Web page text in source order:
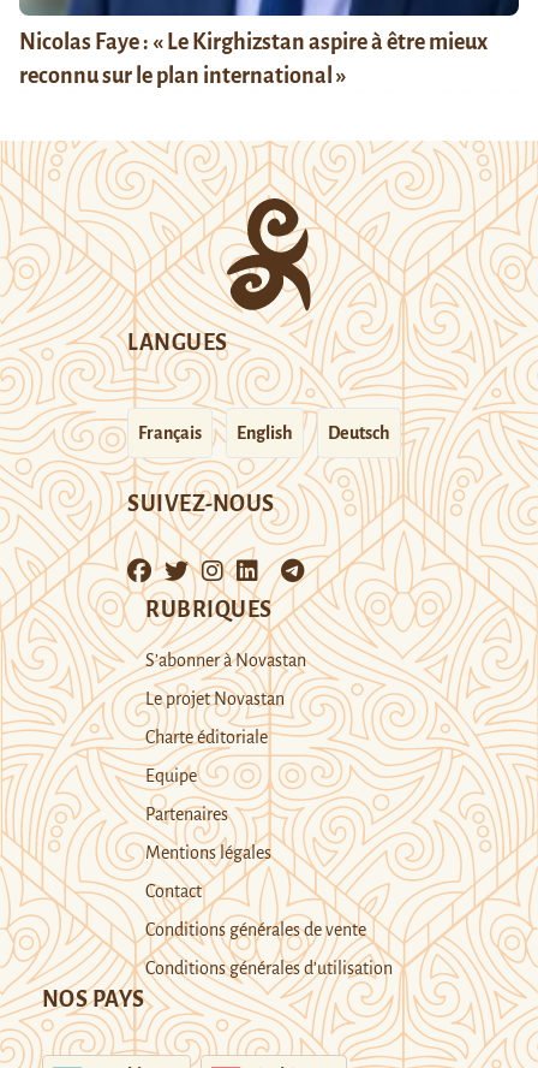
Nicolas Faye : « Le Kirghizstan aspire à être mieux
reconnu sur le plan international »
LANGUES
Français English Deutsch
SUIVEZ-NOUS
RUBRIQUES
S’abonner à Novastan
Le projet Novastan
Charte éditoriale
Equipe
Partenaires
Mentions légales
Contact
Conditions générales de vente
Conditions générales d’utilisation
NOS PAYS